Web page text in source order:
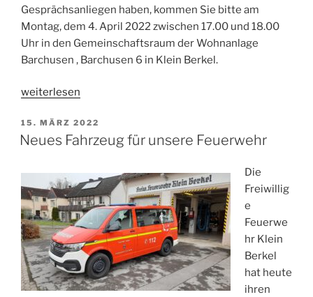
Gesprächsanliegen haben, kommen Sie bitte am
Montag, dem 4. April 2022 zwischen 17.00 und 18.00
Uhr in den Gemeinschaftsraum der Wohnanlage
Barchusen , Barchusen 6 in Klein Berkel.
„Einladung
Bürgersprechstunde
in
Berkel“
weiterlesen
VERÖFFENTLICHT
AM
15. MÄRZ 2022
Neues Fahrzeug für unsere Feuerwehr
Die
Freiwillig
e
Feuerwe
hr Klein
Berkel
hat heute
ihren